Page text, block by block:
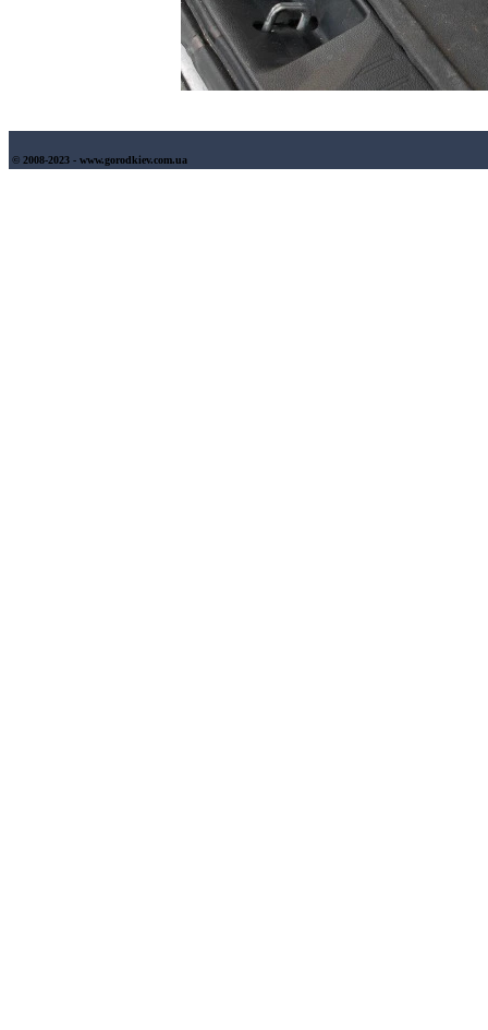
© 2008-2023 - www.gorodkiev.com.ua